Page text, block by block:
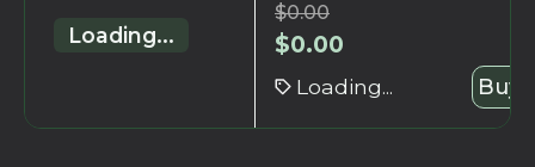
Loading...
$0.00
$0.00
Loading... Buy